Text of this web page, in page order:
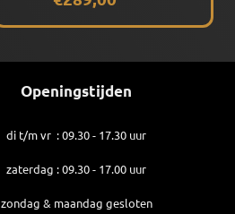
Openingstijden
di t/m vr : 09.30 - 17.30 uur
zaterdag : 09.30 - 17.00 uur
zondag & maandag gesloten